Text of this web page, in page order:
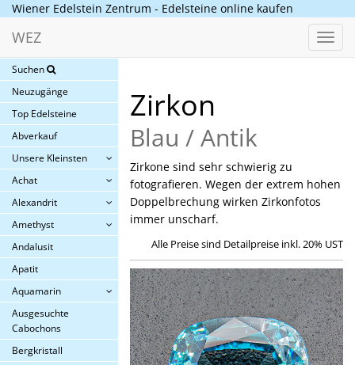
Wiener Edelstein Zentrum - Edelsteine online kaufen
WEZ
Suchen
Neuzugänge
Top Edelsteine
Abverkauf
Unsere Kleinsten
Achat
Alexandrit
Amethyst
Andalusit
Apatit
Aquamarin
Ausgesuchte
Cabochons
Bergkristall
Zirkon
Blau / Antik
Zirkone sind sehr schwierig zu
fotografieren. Wegen der extrem hohen
Doppelbrechung wirken Zirkonfotos
immer unscharf.
Alle Preise sind Detailpreise inkl. 20% UST